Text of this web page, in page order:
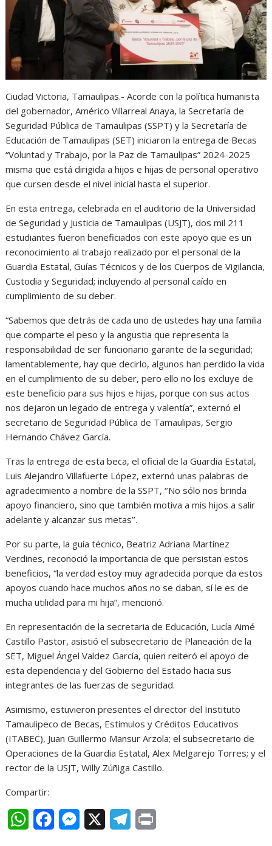
p
o
k
e
a
m
Ciudad Victoria, Tamaulipas.- Acorde con la política humanista
del gobernador, Américo Villarreal Anaya, la Secretaría de
Seguridad Pública de Tamaulipas (SSPT) y la Secretaría de
Educación de Tamaulipas (SET) iniciaron la entrega de Becas
“Voluntad y Trabajo, por la Paz de Tamaulipas” 2024-2025
misma que está dirigida a hijos e hijas de personal operativo
que cursen desde el nivel inicial hasta el superior.
En esta entrega, celebrada en el auditorio de la Universidad
de Seguridad y Justicia de Tamaulipas (USJT), dos mil 211
estudiantes fueron beneficiados con este apoyo que es un
reconocimiento al trabajo realizado por el personal de la
Guardia Estatal, Guías Técnicos y de los Cuerpos de Vigilancia,
Custodia y Seguridad; incluyendo al personal caído en
cumplimiento de su deber.
“Sabemos que detrás de cada uno de ustedes hay una familia
que comparte el peso y la angustia que representa la
responsabilidad de ser funcionario garante de la seguridad;
lamentablemente, hay que decirlo, algunos han perdido la vida
en el cumplimiento de su deber, pero ello no los excluye de
este beneficio para sus hijos e hijas, porque con sus actos
nos dejaron un legado de entrega y valentía”, externó el
secretario de Seguridad Pública de Tamaulipas, Sergio
Hernando Chávez García.
Tras la entrega de esta beca, el oficial de la Guardia Estatal,
Luis Alejandro Villafuerte López, externó unas palabras de
agradecimiento a nombre de la SSPT, ‘’No sólo nos brinda
apoyo financiero, sino que también motiva a mis hijos a salir
adelante y alcanzar sus metas’’.
Por su parte, la guía técnico, Beatriz Adriana Martínez
Verdines, reconoció la importancia de que persistan estos
beneficios, “la verdad estoy muy agradecida porque da estos
apoyos cuando hace muchos años no se daban, sí le es de
mucha utilidad para mi hija”, mencionó.
En representación de la secretaria de Educación, Lucía Aimé
Castillo Pastor, asistió el subsecretario de Planeación de la
SET, Miguel Ángel Valdez García, quien reiteró el apoyo de
esta dependencia y del Gobierno del Estado hacia sus
integrantes de las fuerzas de seguridad.
Asimismo, estuvieron presentes el director del Instituto
Tamaulipeco de Becas, Estímulos y Créditos Educativos
(ITABEC), Juan Guillermo Mansur Arzola; el subsecretario de
Operaciones de la Guardia Estatal, Alex Melgarejo Torres; y el
rector de la USJT, Willy Zúñiga Castillo.
Compartir:
W
M